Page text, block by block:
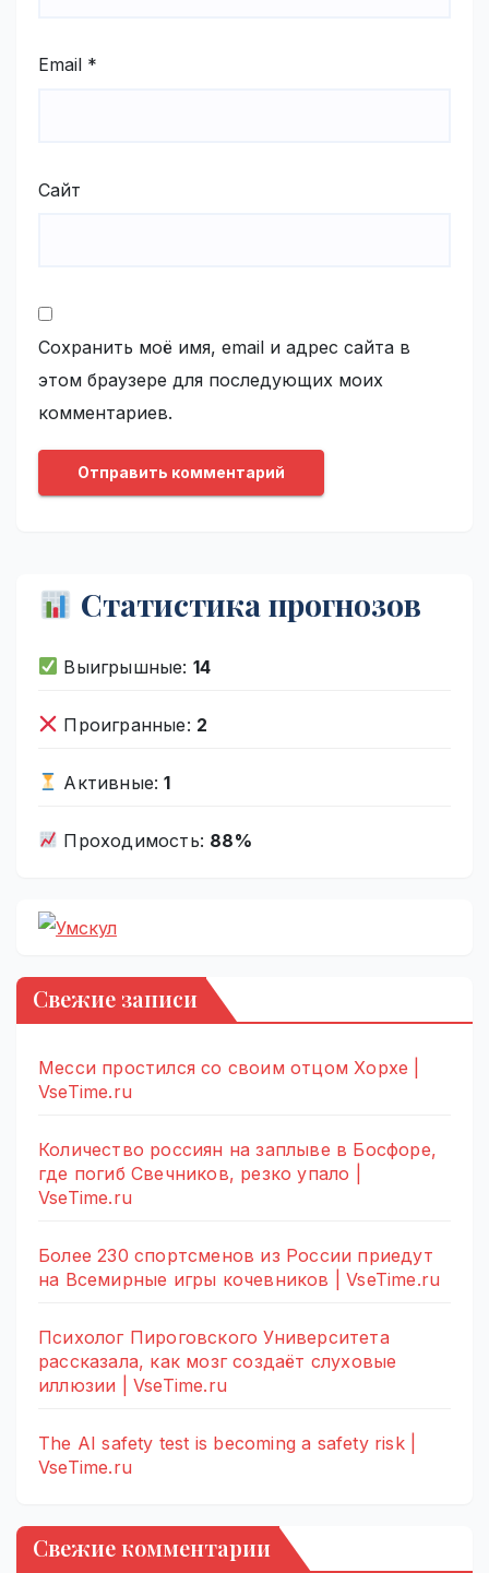
Email *
Сайт
Сохранить моё имя, email и адрес сайта в
этом браузере для последующих моих
комментариев.
Статистика прогнозов
Выигрышные: 14
Проигранные: 2
Активные:1
Проходимость: 88%
Свежие записи
Месси простился со своим отцом Хорхе |
VseTime.ru
Количество россиян на заплыве в Босфоре,
где погиб Свечников, резко упало |
VseTime.ru
Более 230 спортсменов из России приедут
на Всемирные игры кочевников | VseTime.ru
Психолог Пироговского Университета
рассказала, как мозг создаёт слуховые
иллюзии | VseTime.ru
The AI safety test is becoming a safety risk |
VseTime.ru
Свежие комментарии